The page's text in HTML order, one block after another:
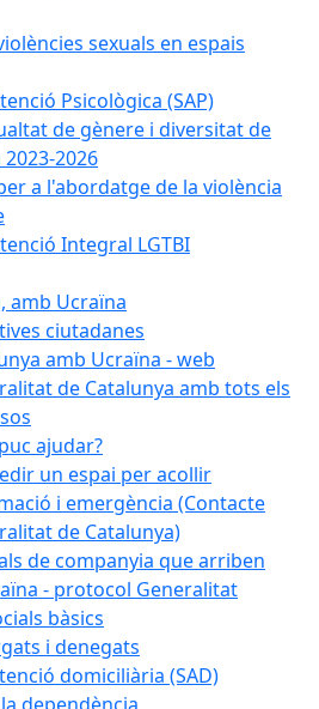
sexuals en espais
Psicològica (SAP)
de gènere i diversitat de
2026
a l'abordatge de la violència
Integral LGTBI
amb Ucraïna
ciutadanes
amb Ucraïna - web
de Catalunya amb tots els
ajudar?
un espai per acollir
i emergència (Contacte
de Catalunya)
de companyia que arriben
- protocol Generalitat
bàsics
i denegats
domiciliària (SAD)